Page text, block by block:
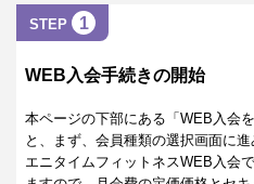
STEP 1
WEB入会手続きの開始
本ページの下部にある「WEB入会
と、まず、会員種類の選択画面に進
エニタイムフィットネスWEB入会